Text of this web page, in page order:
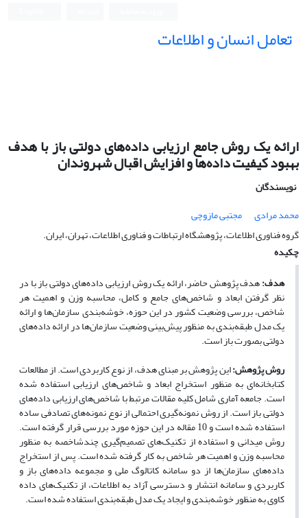
تعامل انسان و اطلاعات
ارائه یک روش جامع ارزیابی داده‌های دولتی باز با هدف
بهبود کیفیت داده‌ها و افزایش اقبال شهروندان
نویسندگان
محمد مرادی
مجتبی مازوچی
گروه فناوری اطلاعات، پژوهشگاه ارتباطات و فناوری اطلاعات، تهران، ایران.
چکیده
هدف:هدف پژوهش حاضر، ارائه یک روش ارزیابی داده‌های دولتی باز با در
نظر گرفتن ابعاد و شاخص‌های جامع و کامل، محاسبه وزن و اهمیت هر
شاخص، بررسی وضعیت کشور در این حوزه، خوشه‌بندی سازمان‌ها و ارائه
یک مدل طبقه‌بندی به منظور پیش‌بینی وضعیت سازمان‌ها در ارائه داده‌های
دولتی بصورت باز است.
روش پژوهش:این پژوهش بر مبنای هدف، از نوع کاربردی است. از مطالعات
کتابخانه‌ای به منظور استخراج ابعاد و شاخص‌های ارزیابی استفاده شده
است. جامعه آماری شامل کلیه مقالات مرتبط با شاخص‌های ارزیابی داده‌های
دولتی باز است. از روش نمونه‌گیری احتمالی از نوع نمونه‌های تصادفی ساده
استفاده شده است و 10 مقاله در این حوزه مورد بررسی قرار گرفته است.
روش میدانی و استفاده از تکنیک‌های تصمیم‌گیری چندشاخصه به منظور
محاسبه وزن و اهمیت هر شاخص به کار گرفته شده است. پس از استخراج
داده‌های سازمان‌ها از دو سامانه کاتالوگ ملی و مجموعه داده‌های باز و
کاربردی و سامانه انتشار و دسترسی آزاد به اطلاعات، از تکنیک‌های داده
کاوی به منظور خوشه‌بندی و ایجاد یک مدل طبقه‌بندی استفاده شده است.